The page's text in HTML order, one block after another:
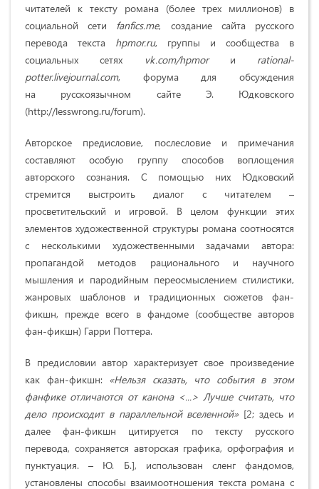
читателей к тексту романа (более трех миллионов) в
социальной сети fanfics.me, создание сайта русского
перевода текста hpmor.ru, группы и сообщества в
социальных сетях
vk.com/hpmorи rational-
potter.livejournal.com, форума для обсуждения
на русскоязычном сайте Э. Юдковского
(http://lesswrong.ru/forum).
Авторское предисловие, послесловие и примечания
составляют особую группу способов воплощения
авторского сознания. С помощью них Юдковский
стремится выстроить диалог с читателем –
просветительский и игровой. В целом функции этих
элементов художественной структуры романа соотносятся
с несколькими художественными задачами автора:
пропагандой методов рационального и научного
мышления и пародийным переосмыслением стилистики,
жанровых шаблонов и традиционных сюжетов фан-
фикшн, прежде всего в фандоме (сообществе авторов
фан-фикшн) Гарри Поттера.
В предисловии автор характеризует свое произведение
как фан-фикшн: «Нельзя сказать, что события в этом
фанфике отличаются от канона <...> Лучше считать, что
дело происходит в параллельной вселенной» [2; здесь и
далее фан-фикшн цитируется по тексту русского
перевода, сохраняется авторская графика, орфография и
пунктуация. – Ю. Б.], использован сленг фандомов,
установлены способы взаимоотношения текста романа с